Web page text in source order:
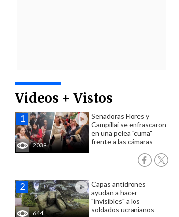
Videos + Vistos
2039
Senadoras Flores y
Campillai se enfrascaron
en una pelea "cuma"
frente a las cámaras
644
Capas antidrones
ayudan a hacer
"invisibles" a los
soldados ucranianos